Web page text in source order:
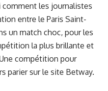
comment les journalistes
entre le Paris Saint-
un match choc, pour les
la plus brillante et
compétition pour
parier sur le site Betway.